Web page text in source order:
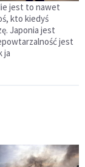
jest to nawet
kto kiedyś
Japonia jest
jest
ja